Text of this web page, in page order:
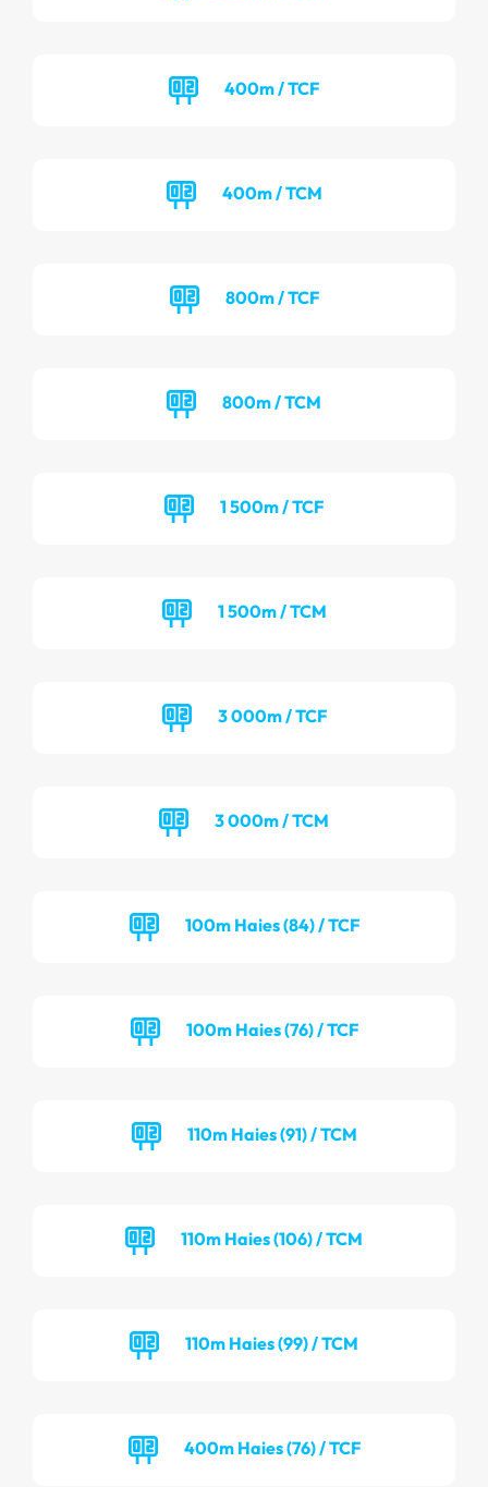
400m / TCF
400m / TCM
800m / TCF
800m / TCM
1 500m / TCF
1 500m / TCM
3 000m / TCF
3 000m / TCM
100m Haies (84) / TCF
100m Haies (76) / TCF
110m Haies (91) / TCM
110m Haies (106) / TCM
110m Haies (99) / TCM
400m Haies (76) / TCF